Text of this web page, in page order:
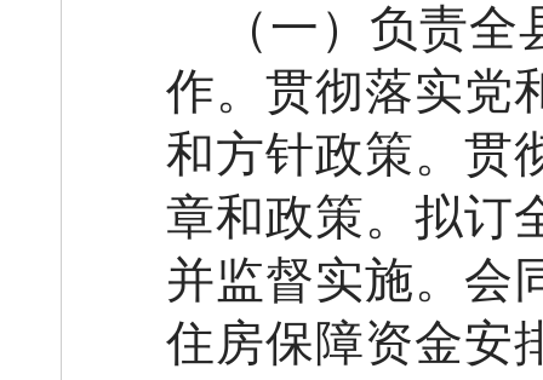
（一） 负责全
作。 贯彻落实党
和方针政策。贯
章和政策。 拟订
并监督实施。会
住房保障资金安